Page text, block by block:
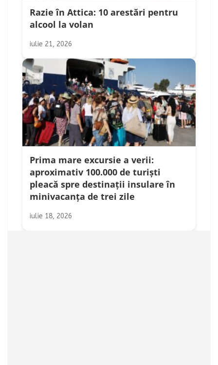
Razie în Attica: 10 arestări pentru
alcool la volan
iulie 21, 2026
Prima mare excursie a verii:
aproximativ 100.000 de turiști
pleacă spre destinații insulare în
minivacanța de trei zile
iulie 18, 2026